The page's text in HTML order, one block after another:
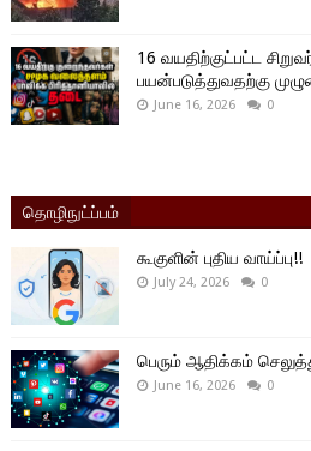
16 வயதிற்குட்பட்ட
பயன்படுத்துவதற்கு
June 16, 2026 0
தொழிநுட்ப்பம்
கூகுளின் புதிய வாய்ப்பு!!
July 24, 2026 0
பெரும் ஆதிக்கம்
June 16, 2026 0